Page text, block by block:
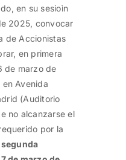
en su sesioìn
2025, convocar
de Accionistas
en primera
de marzo de
Avenida
(Auditorio
no alcanzarse el
por la